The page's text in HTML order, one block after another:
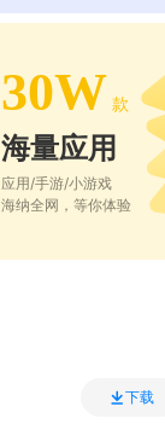
30W 款
海量应用
应用/手游/小游戏
海纳全网，等你体验
下载